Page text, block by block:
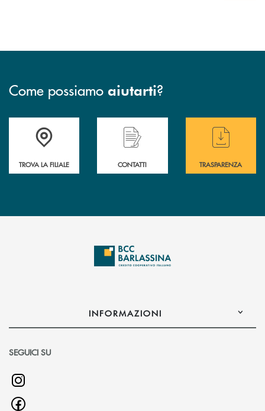
Come possiamo aiutarti?
Accedi all' elenco completo delle filiali di BCC Barlassina.
TROVA LA FILIALE
Hai bisogno di assistenza immediata ?
CONTATTI
Hai bisogno di
TRASPARENZA
INFORMAZIONI
SEGUICI SU